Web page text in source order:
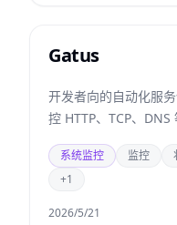
Gatus
开发者向的自动化服
控 HTTP、TCP、DNS
系统监控 监控
+1
2026/5/21